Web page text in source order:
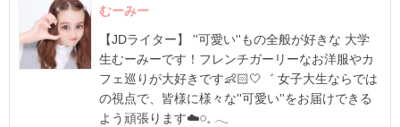
むーみー
【JDライター】 ''可愛い''もの全般が好きな 大学
生むーみーです！フレンチガーリーなお洋服やカ
フェ巡りが大好きです👶🏻🤍゛ 女子大生ならでは
の視点で、皆様に様々な''可愛い''をお届けできる
よう頑張ります☁️𓏸⁡𓈒 𓂃